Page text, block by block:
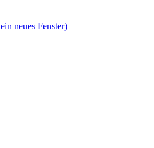
neues Fenster)